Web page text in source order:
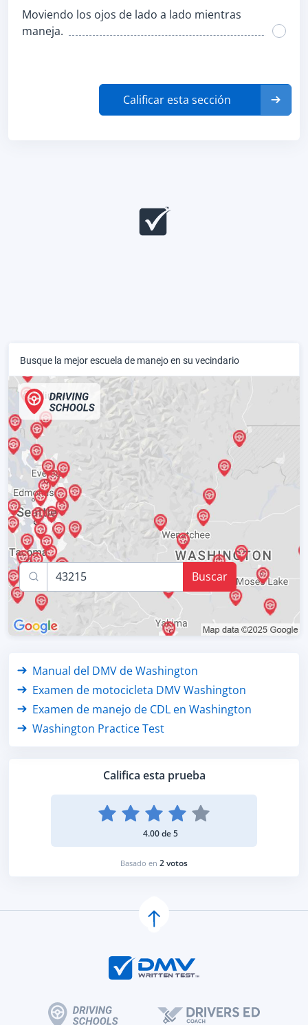
Moviendo los ojos de lado a lado mientras
maneja.
Calificar esta sección
Busque la mejor escuela de manejo en su vecindario
Buscar
Califica esta prueba
4.00 de 5
Basado en 2 votos
Manual del DMV de Washington
Examen de motocicleta DMV Washington
Examen de manejo de CDL en Washington
Washington Practice Test